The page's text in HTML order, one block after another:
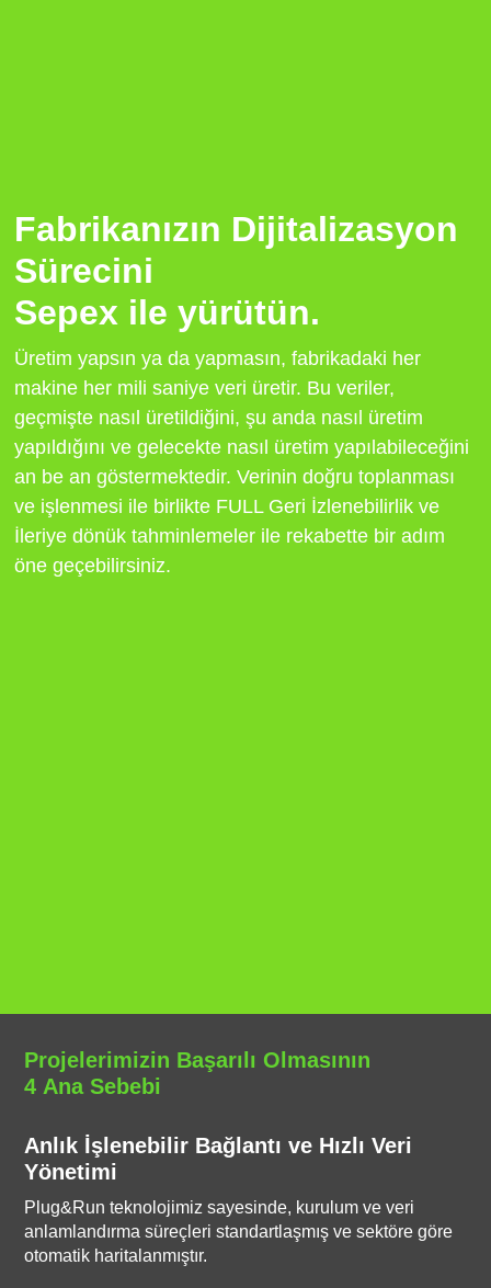
Fabrikanızın Dijitalizasyon
Sürecini
Sepex ile yürütün.
Üretim yapsın ya da yapmasın, fabrikadaki her
makine her mili saniye veri üretir. Bu veriler,
geçmişte nasıl üretildiğini, şu anda nasıl üretim
yapıldığını ve gelecekte nasıl üretim yapılabileceğini
an be an göstermektedir. Verinin doğru toplanması
ve işlenmesi ile birlikte FULL Geri İzlenebilirlik ve
İleriye dönük tahminlemeler ile rekabette bir adım
öne geçebilirsiniz.
Projelerimizin Başarılı Olmasının
4 Ana Sebebi
Anlık İşlenebilir Bağlantı ve Hızlı Veri
Yönetimi
Plug&Run teknolojimiz sayesinde, kurulum ve veri
anlamlandırma süreçleri standartlaşmış ve sektöre göre
otomatik haritalanmıştır.